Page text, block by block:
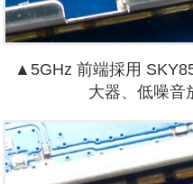
▲5GHz 前端採用
大器、低噪音